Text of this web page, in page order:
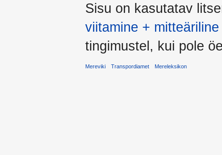
Sisu on kasutatav
viitamine +
tingimustel, kui pole
Mereviki Transpordiamet Mereleksikon